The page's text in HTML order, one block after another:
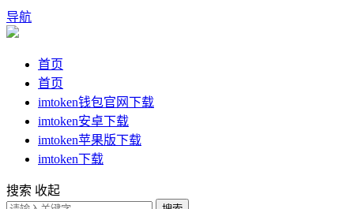
导航
首页
首页
imtoken钱包官网下载
imtoken安卓下载
imtoken苹果版下载
imtoken下载
搜索 收起